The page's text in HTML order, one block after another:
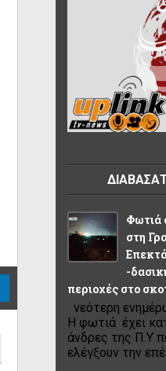
Φωτιά
στη
-
περιοχές στο
νεότερη
Η φωτιά έχει
άνδρες της Π.Υ
ελέγξουν την